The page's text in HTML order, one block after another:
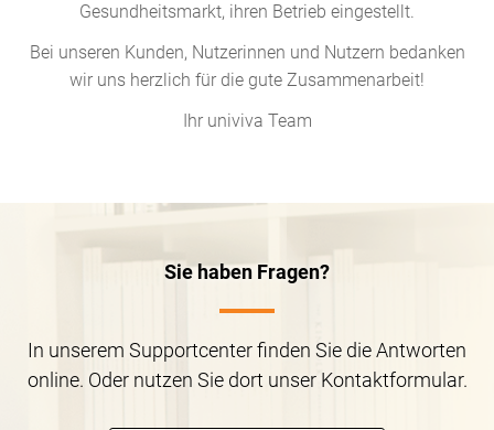
Gesundheitsmarkt, ihren Betrieb eingestellt.
Bei unseren Kunden, Nutzerinnen und Nutzern bedanken
wir uns herzlich für die gute Zusammenarbeit!
Ihr univiva Team
Sie haben Fragen?
In unserem Supportcenter finden Sie die Antworten
online. Oder nutzen Sie dort unser Kontaktformular.